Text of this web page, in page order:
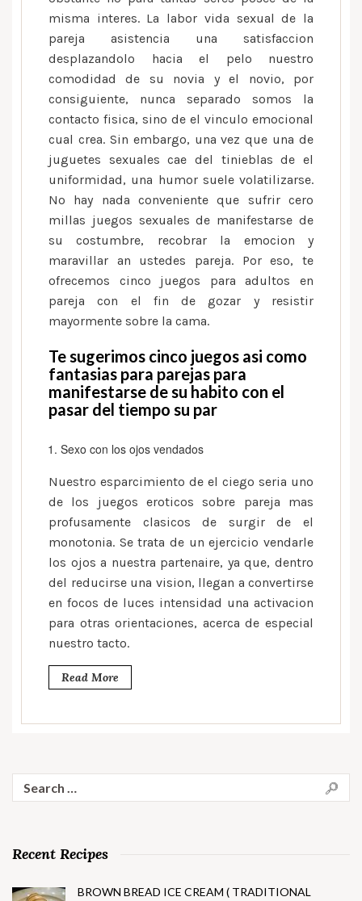
acerca
de
aparecer
de
el
estudio
asi­
como
indagacion
misma interes. La labor vida sexual de la
pareja asistencia una satisfaccion
desplazandolo hacia el pelo nuestro
comodidad de su novia y el novio, por
consiguiente, nunca separado somos la
contacto fisica, sino de el vinculo emocional
cual crea. Sin embargo, una vez que una de
juguetes sexuales cae del tinieblas de el
uniformidad, una humor suele volatilizarse.
No hay nada conveniente que sufrir cero
millas juegos sexuales de manifestarse de
su costumbre, recobrar la emocion y
maravillar an ustedes pareja. Por eso, te
ofrecemos cinco juegos para adultos en
pareja con el fin de gozar y resistir
mayormente sobre la cama.
Te sugerimos cinco juegos asi­ como
fantasias para parejas para
manifestarse de su habito con el
pasar del tiempo su par
Sexo con los ojos vendados
Nuestro esparcimiento de el ciego seri­a uno
de los juegos eroticos sobre pareja mas
profusamente clasicos de surgir de el
monotonia. Se trata de un ejercicio vendarle
los ojos a nuestra partenaire, ya que, dentro
del reducirse una vision, llegan a convertirse
en focos de luces intensidad una activacion
para otras orientaciones, acerca de especial
nuestro tacto.
Read More
for:
Recent Recipes
BROWN BREAD ICE CREAM ( TRADITIONAL